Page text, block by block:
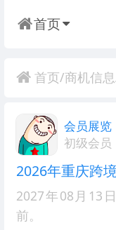
首页
首页/商机信息
会员展览
初级会员
2026年重庆跨
2027年08月13
前。